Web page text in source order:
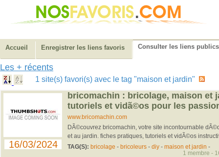
Accueil Enregistrer les liens favoris Consulter les liens publics
Les + récents
1 site(s) favori(s) avec le tag "maison et jardin"
16/03/2024
bricomachin : bricolage, maison et
tutoriels et vidã©os pour les
www.bricomachin.com
DÃ©couvrez bricomachin, votre site incontournable
et au jardin. fiches pratiques, tutoriels et vidÃ©os
TAG(S): bricolage - bricoleurs- diy - maison et jardin -
1 membre -